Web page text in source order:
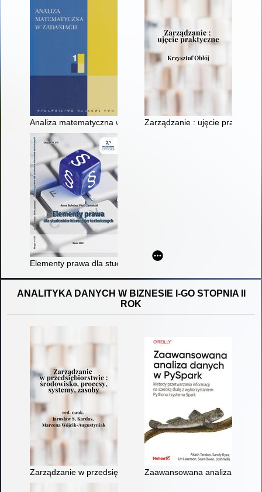
Analiza matematyczna w zadaniach. 1Zarządzanie : ujęcie praktyczne
Elementy prawa dla studentów kierunków technicznych
ANALITYKA DANYCH W BIZNESIE I-GO STOPNIA II
ROK
Zarządzanie w przedsiębiorstwie : środowisko, procesy,
Zaawansowana analiza